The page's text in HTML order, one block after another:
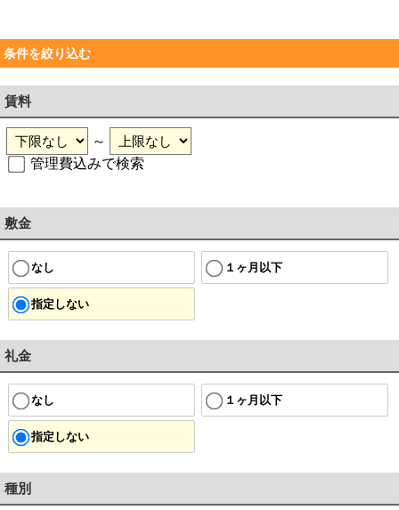
条件を絞り込む
賃料
～
管理費込みで検索
敷金
なし １ヶ月以下
指定しない
礼金
なし １ヶ月以下
指定しない
種別